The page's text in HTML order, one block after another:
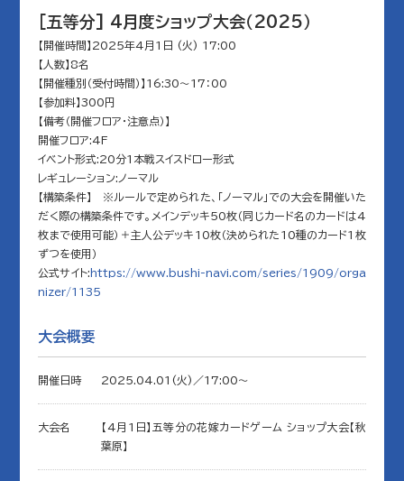
[五等分] 4月度ショップ大会（2025）
【開催時間】2025年4月1日 (火) 17:00
【人数】8名
【開催種別（受付時間）】16:30～17：00
【参加料】300円
【備考（開催フロア・注意点）】
開催フロア:4F
イベント形式:20分1本戦スイスドロー形式
レギュレーション:ノーマル
【構築条件】 ※ルールで定められた、「ノーマル」での大会を開催いた
だく際の構築条件です。メインデッキ50枚（同じカード名のカードは4
枚まで使用可能）＋主人公デッキ10枚（決められた10種のカード1枚
ずつを使用）
公式サイト: https://www.bushi-navi.com/series/1909/orga
nizer/1135
大会概要
開催日時 2025.04.01(火)／17:00〜
大会名
【4月1日】五等分の花嫁カードゲーム ショップ大会【秋
葉原】